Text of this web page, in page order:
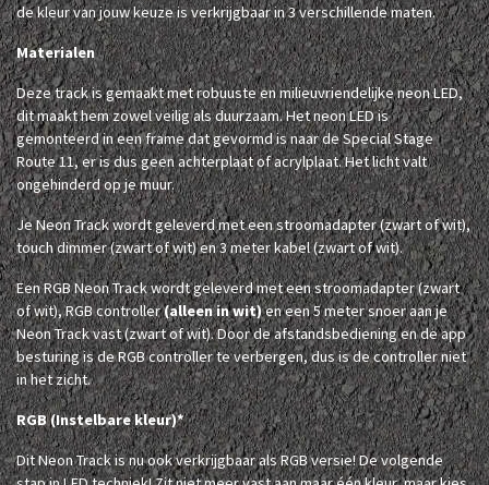
de kleur van jouw keuze is verkrijgbaar in 3 verschillende maten.
Materialen
Deze track is gemaakt met robuuste en milieuvriendelijke neon LED,
dit maakt hem zowel veilig als duurzaam. Het neon LED is
gemonteerd in een frame dat gevormd is naar de Special Stage
Route 11, er is dus geen achterplaat of acrylplaat. Het licht valt
ongehinderd op je muur.
Je Neon Track wordt geleverd met een stroomadapter (zwart of wit),
touch dimmer (zwart of wit) en 3 meter kabel (zwart of wit).
Een RGB Neon Track wordt geleverd met een stroomadapter (zwart
of wit), RGB controller(alleen in wit)en een 5 meter snoer aan je
Neon Track vast (zwart of wit). Door de afstandsbediening en de app
besturing is de RGB controller te verbergen, dus is de controller niet
in het zicht.
RGB (Instelbare kleur)*
Dit Neon Track is nu ook verkrijgbaar als RGB versie! De volgende